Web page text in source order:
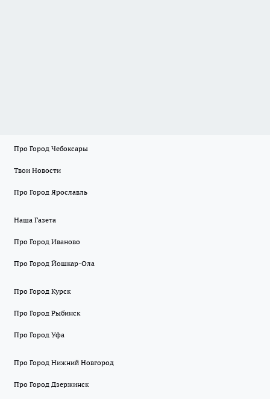
Про Город Чебоксары
Твои Новости
Про Город Ярославль
Наша Газета
Про Город Иваново
Про Город Йошкар-Ола
Про Город Курск
Про Город Рыбинск
Про Город Уфа
Про Город Нижний Новгород
Про Город Дзержинск